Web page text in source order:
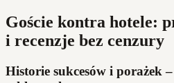
Goście kontra hotele:
i recenzje bez cenzury
Historie sukcesów i porażek